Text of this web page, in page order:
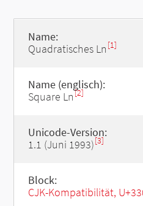
Name:
Quadratisches Ln [1]
Name (englisch):
Square Ln[2]
Unicode-Version:
1.1 (Juni 1993)[3]
Block:
CJK-Kompatibilität,